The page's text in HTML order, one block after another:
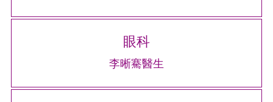
眼科
李晰騫醫生